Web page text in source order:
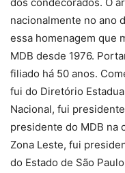
dos condecorados. O
nacionalmente no ano
essa homenagem que
MDB desde 1976.
filiado há 50 anos.
fui do Diretório
Nacional, fui
presidente do MDB na
Zona Leste, fui
do Estado de São